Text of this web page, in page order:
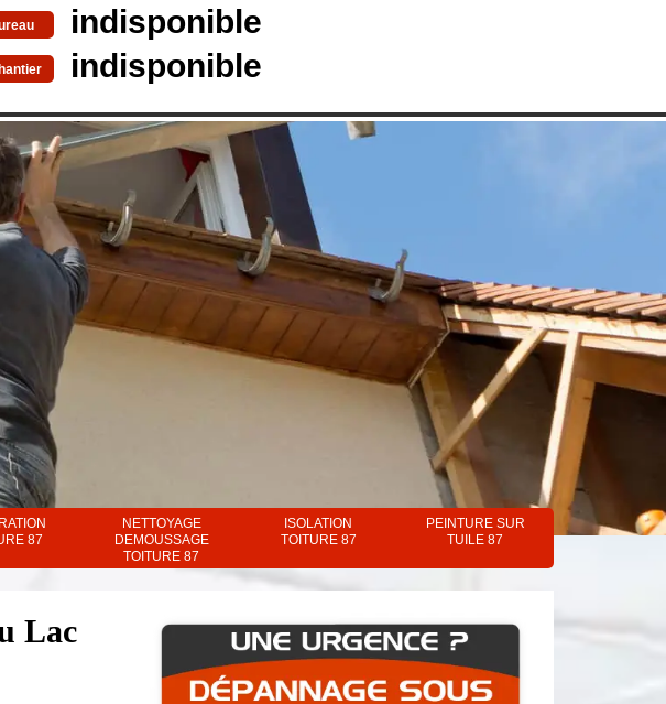
indisponible
indisponible
87
NETTOYAGE
DEMOUSSAGE
TOITURE 87
ISOLATION
TOITURE 87
PEINTURE SUR
TUILE 87
Lac